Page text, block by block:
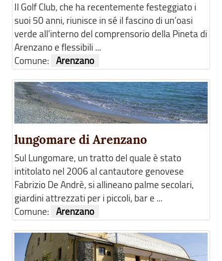
Il Golf Club, che ha recentemente festeggiato i
suoi 50 anni, riunisce in sé il fascino di un’oasi
verde all’interno del comprensorio della Pineta di
Arenzano e flessibili ...
Comune: Arenzano
lungomare di Arenzano
Sul Lungomare, un tratto del quale è stato
intitolato nel 2006 al cantautore genovese
Fabrizio De Andrè, si allineano palme secolari,
giardini attrezzati per i piccoli, bar e ...
Comune: Arenzano